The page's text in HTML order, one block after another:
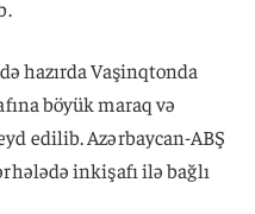
hazırda Vaşinqtonda
böyük maraq və
edilib. Azərbaycan-ABŞ
inkişafı ilə bağlı